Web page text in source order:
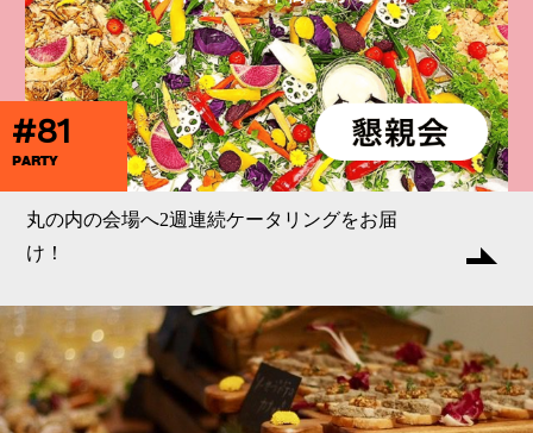
#81
PARTY
丸の内の会場へ2週連続ケータリングをお届
け！